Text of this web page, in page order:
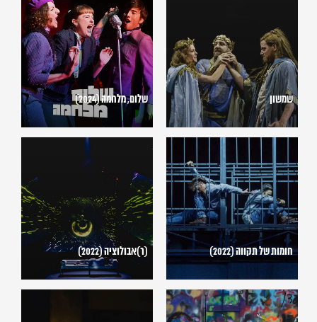
שמשון
מלחמה
שלום, מלחמה (2024)
של
תקווה
חומות של תקווה (2022) (ר)אבולוציה (2022)
רומיאו
ויוליה